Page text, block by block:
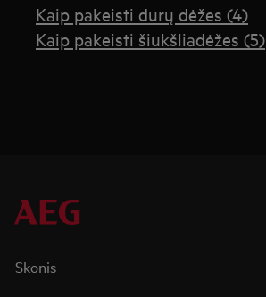
Kaip pakeisti durų dėžes (4)
Kaip pakeisti šiukšliadėžes (5)
Skonis